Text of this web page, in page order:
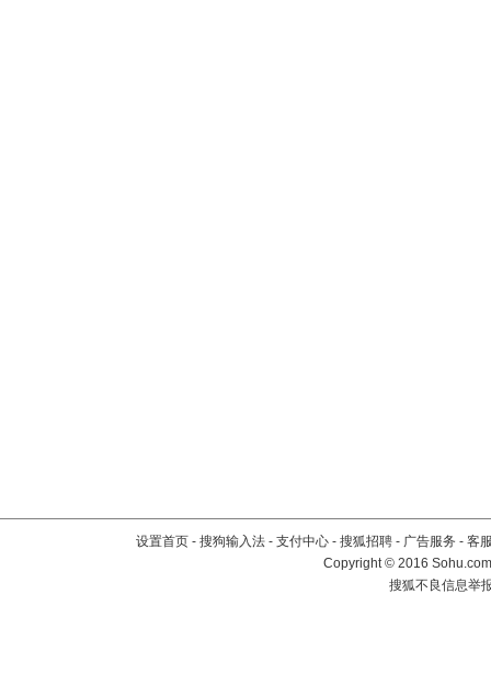
设置首页 - 搜狗输入法 - 支付中心 - 搜狐招聘 - 广告服务 - 客
Copyright©2016
搜狐不良信息举